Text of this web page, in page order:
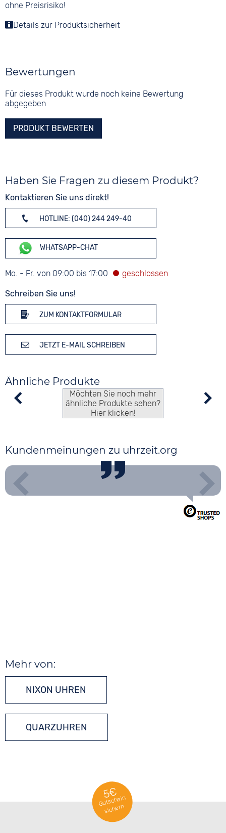
ohne Preisrisiko!
Details zur Produktsicherheit
Bewertungen
Für dieses Produkt wurde noch keine Bewertung
abgegeben
PRODUKT BEWERTEN
Haben Sie Fragen zu diesem Produkt?
Kontaktieren Sie uns direkt!
HOTLINE: (040) 244 249-40
WHATSAPP-CHAT
Mo. - Fr. von 09:00 bis 17:00
Schreiben Sie uns!
ZUM KONTAKTFORMULAR
JETZT E-MAIL SCHREIBEN
Ähnliche Produkte
Möchten Sie noch mehr
ähnliche Produkte sehen?
Hier klicken!
Kundenmeinungen zu uhrzeit.org
Mehr von:
NIXON UHREN
QUARZUHREN
5€
Gutschein
sichern